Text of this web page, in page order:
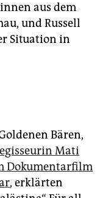
aus dem
und Russell
Situation in
Bären,
Mati
Dokumentarfilm
, erklärten